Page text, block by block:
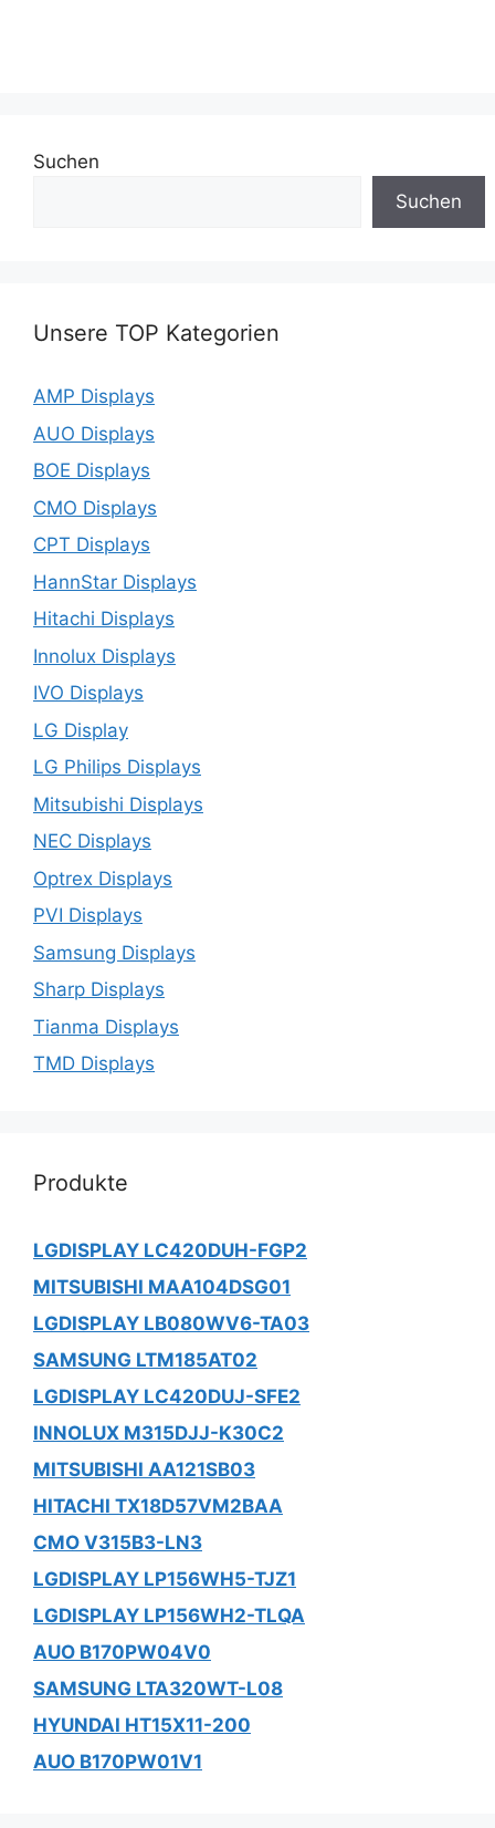
Suchen
Suchen
Unsere TOP Kategorien
AMP Displays
AUO Displays
BOE Displays
CMO Displays
CPT Displays
HannStar Displays
Hitachi Displays
Innolux Displays
IVO Displays
LG Display
LG Philips Displays
Mitsubishi Displays
NEC Displays
Optrex Displays
PVI Displays
Samsung Displays
Sharp Displays
Tianma Displays
TMD Displays
Produkte
LGDISPLAY LC420DUH-FGP2
MITSUBISHI MAA104DSG01
LGDISPLAY LB080WV6-TA03
SAMSUNG LTM185AT02
LGDISPLAY LC420DUJ-SFE2
INNOLUX M315DJJ-K30C2
MITSUBISHI AA121SB03
HITACHI TX18D57VM2BAA
CMO V315B3-LN3
LGDISPLAY LP156WH5-TJZ1
LGDISPLAY LP156WH2-TLQA
AUO B170PW04V0
SAMSUNG LTA320WT-L08
HYUNDAI HT15X11-200
AUO B170PW01V1